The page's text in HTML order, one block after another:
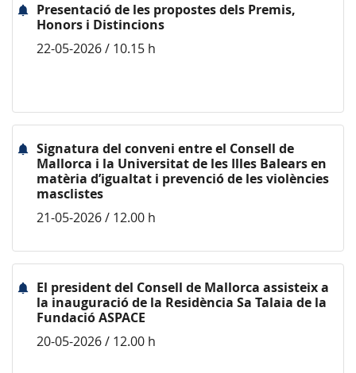
Presentació de les propostes dels Premis,
Honors i Distincions
22-05-2026 / 10.15 h
Signatura del conveni entre el Consell de
Mallorca i la Universitat de les Illes Balears en
matèria d’igualtat i prevenció de les violències
masclistes
21-05-2026 / 12.00 h
El president del Consell de Mallorca assisteix a
la inauguració de la Residència Sa Talaia de la
Fundació ASPACE
20-05-2026 / 12.00 h